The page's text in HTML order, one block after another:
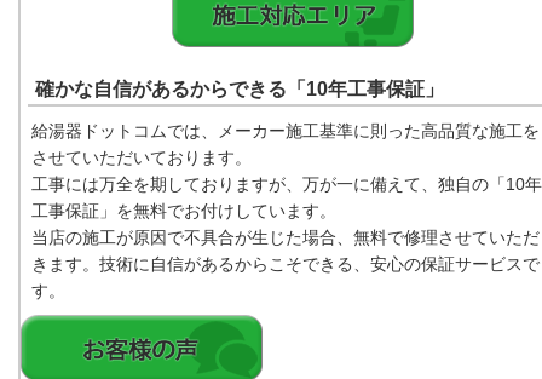
確かな自信があるからできる「10年工事保証」
給湯器ドットコムでは、メーカー施工基準に則った高品質な施工を
させていただいております。
工事には万全を期しておりますが、万が一に備えて、独自の「10年
工事保証」を無料でお付けしています。
当店の施工が原因で不具合が生じた場合、無料で修理させていただ
きます。技術に自信があるからこそできる、安心の保証サービスで
す。